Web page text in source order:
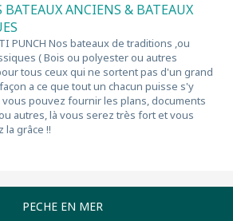
BATEAUX ANCIENS & BATEAUX
PUNCH Nos bateaux de traditions ,ou
( Bois ou polyester ou autres
tous ceux qui ne sortent pas d'un grand
a ce que tout un chacun puisse s'y
vous pouvez fournir les plans, documents
autres, là vous serez très fort et vous
la grâce !!
PECHE EN MER